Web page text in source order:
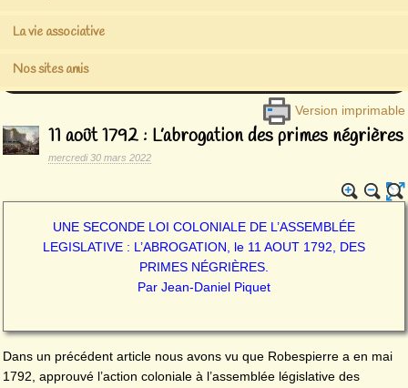
La vie associative
Nos sites amis
Version imprimable
11 août 1792 : L’abrogation des primes négrières
mercredi 30 mars 2022
UNE SECONDE LOI COLONIALE DE L’ASSEMBLÉE
LEGISLATIVE : L’ABROGATION, le 11 AOUT 1792, DES
PRIMES NÉGRIÈRES.‌
Par Jean-Daniel Piquet
Dans un précédent article nous avons vu que Robespierre a en mai
1792, approuvé l’action coloniale à l’assemblée législative des